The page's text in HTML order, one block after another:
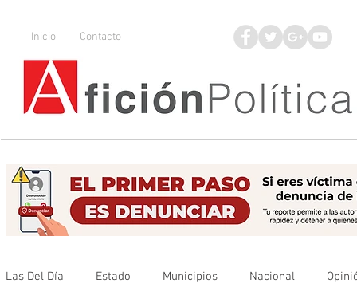
Inicio Contacto
Las Del Día Estado Municipios Nacional